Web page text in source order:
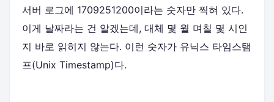
서버 로그에 1709251200이라는 숫자만 찍혀 있다.
이게 날짜라는 건 알겠는데, 대체 몇 월 며칠 몇 시인
지 바로 읽히지 않는다. 이런 숫자가 유닉스 타임스탬
프(Unix Timestamp)다.